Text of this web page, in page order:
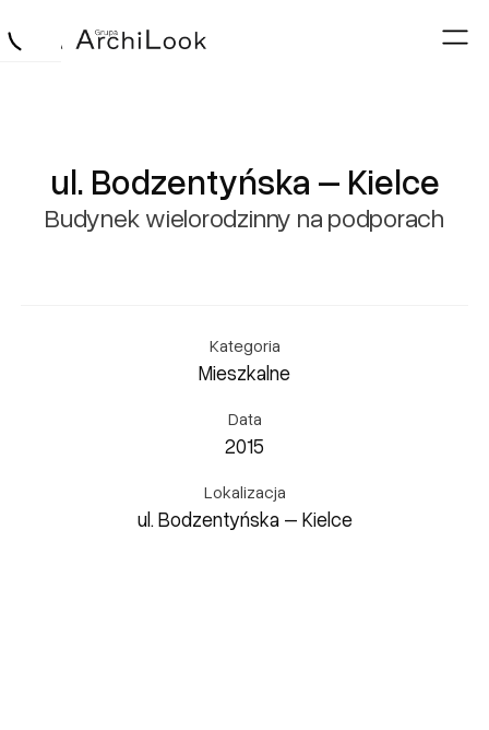
ul. Bodzentyńska – Kielce
Budynek wielorodzinny na podporach
Kategoria
Mieszkalne
Data
2015
Lokalizacja
ul. Bodzentyńska – Kielce